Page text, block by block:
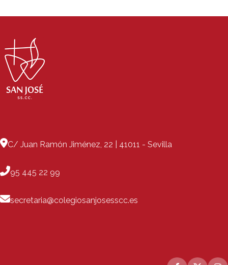
C/ Juan Ramón Jiménez, 22 | 41011 - Sevilla
95 445 22 99
secretaria@colegiosanjosesscc.es